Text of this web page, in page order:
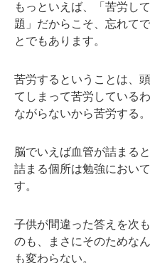
もっといえば、「苦労し
題」だからこそ、忘れて
とでもあります。
苦労するということは、
てしまって苦労している
ながらないから苦労する。
脳でいえば血管が詰まる
詰まる個所は勉強におい
す。
子供が間違った答えを次
のも、まさにそのためな
も変わらない。